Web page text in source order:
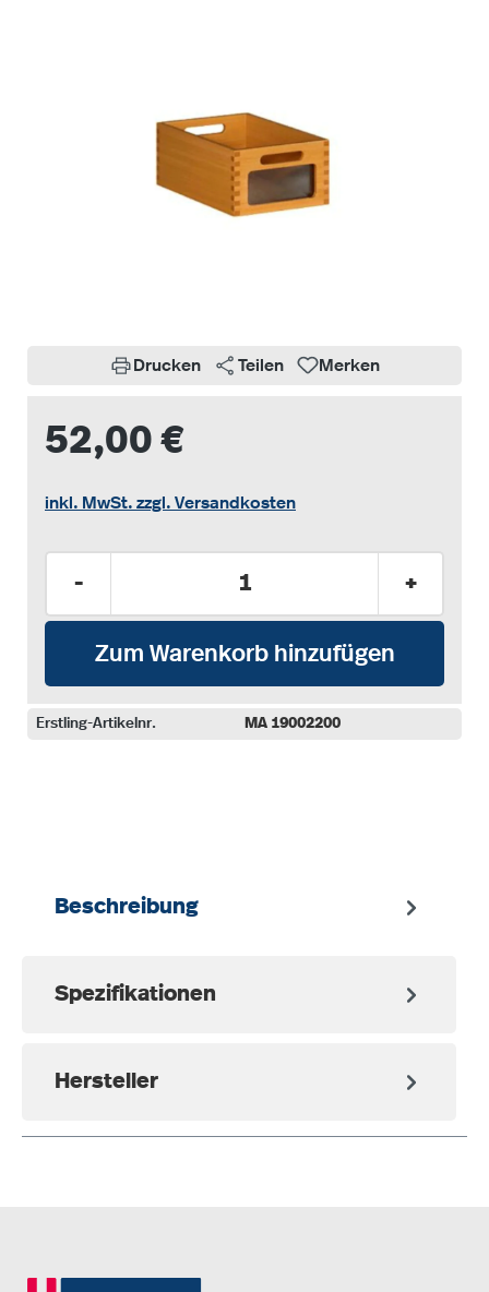
Drucken Teilen Merken
52,00 €
inkl. MwSt. zzgl. Versandkosten
- +
Zum Warenkorb hinzufügen
Erstling-Artikelnr. MA 19002200
Beschreibung
Spezifikationen
Hersteller